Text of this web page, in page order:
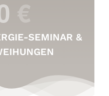
SEMINAR &